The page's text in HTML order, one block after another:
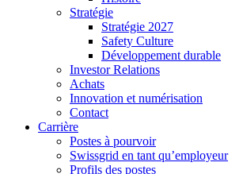
Stratégie
Stratégie 2027
Safety Culture
Développement durable
Investor Relations
Achats
Innovation et numérisation
Contact
Carrière
Postes à pourvoir
Swissgrid en tant qu’employeur
Profils des postes